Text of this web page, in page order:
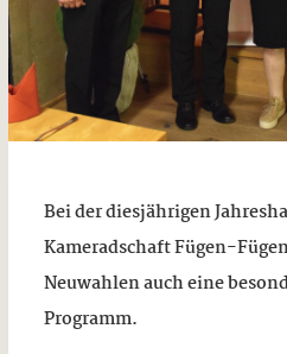
Bei der diesjährigen
Kameradschaft Fügen-
Neuwahlen auch eine
Programm.